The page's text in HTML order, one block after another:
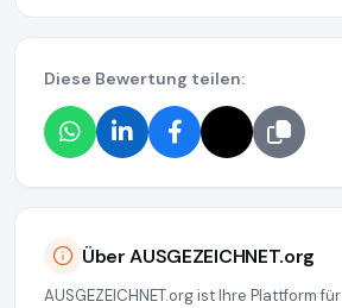
Diese Bewertung teilen:
Über AUSGEZEICHNET.org
AUSGEZEICHNET.org ist Ihre Plattform für